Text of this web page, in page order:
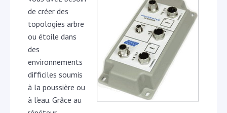
de créer des
topologies arbre
ou étoile dans
des
environnements
difficiles soumis
à la poussière ou
à l’eau. Grâce au